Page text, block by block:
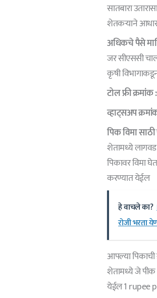
सातबारा
शेतकऱ्याने
अधिकचे पैसे
जर सीएससी
कृषी
टोल फ्री
व्हाट्सअप
पिक विमा
शेतामध्ये
पिकावर विमा
करण्यात येईल
हे वाचले का?
रोजी भरता
आपल्या
शेतामध्ये जे पीक
येईल 1 rupee